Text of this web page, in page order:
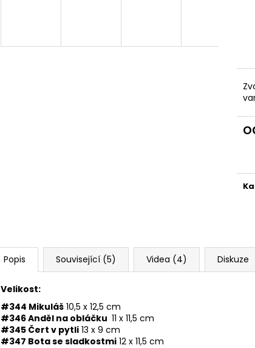
Popis Související (5) Videa (4) Diskuze
Velikost:
#344 Mikuláš 10,5 x 12,5 cm
#346 Anděl na obláčku 11 x 11,5 cm
#345 Čert v pytli 13 x 9 cm
#347 Bota se sladkostmi 12 x 11,5 cm